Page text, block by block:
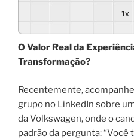
1x
O Valor Real da
Transformação?
Recentemente,
grupo no LinkedIn sobre
da Volkswagen, onde o
padrão da pergunta: “Você